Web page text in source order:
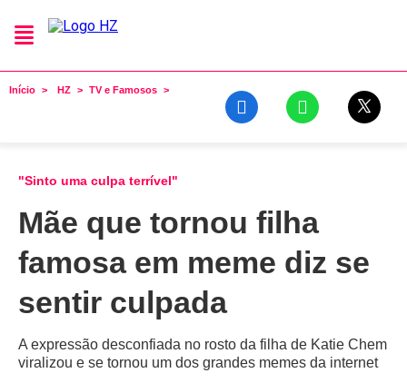
Início HZ TV e Famosos
"Sinto uma culpa terrível"
Mãe que tornou filha
famosa em meme diz se
sentir culpada
A expressão desconfiada no rosto da filha de Katie Chem
viralizou e se tornou um dos grandes memes da internet